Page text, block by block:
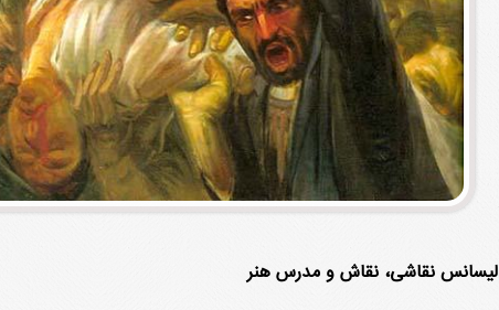
نقاشی، نقاش و مدرس هنر